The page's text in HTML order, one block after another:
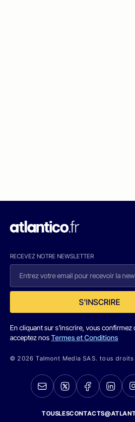
RECEVEZ NOTRE NEWSLETTER
S'INSCRIRE
En cliquant sur s'inscrire, vous confirmez
acceptez nosTermes et Conditions
© 2026 Talmont Media SAS. tous droits